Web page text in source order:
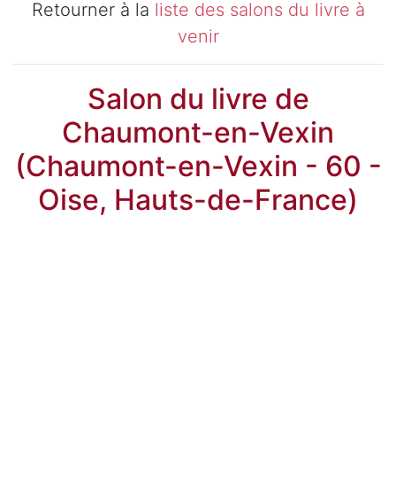
Retourner à la liste des salons du livre à
venir
Salon du livre de
Chaumont-en-Vexin
(Chaumont-en-Vexin - 60 -
Oise, Hauts-de-France)